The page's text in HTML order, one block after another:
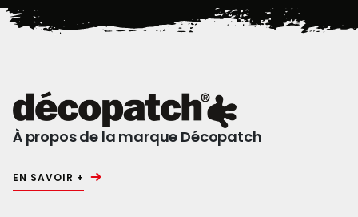
À propos de la marque Décopatch
EN SAVOIR +